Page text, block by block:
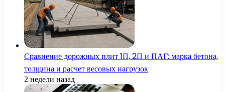
Сравнение дорожных плит 1П, 2П и ПАГ: марка бетона,
толщина и расчет весовых нагрузок
2 недели назад